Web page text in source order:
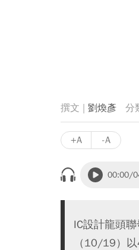
劉煥彥
+A -A
00:00/
IC設計龍頭
（10/19）